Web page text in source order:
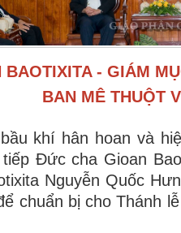
- GIÁM
BAN MÊ THUỘT
khí hân hoan và
Đức cha Gioan
Nguyễn Quốc
chuẩn bị cho Thánh